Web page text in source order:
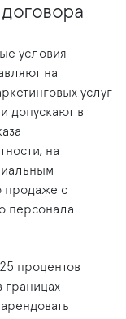
условия
на
услуг
допускают в
на
продаже с
персонала —
процентов
границах